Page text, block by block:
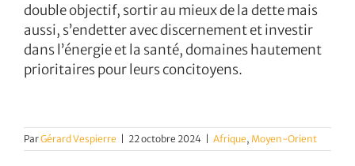
double objectif, sortir au mieux de la dette mais
aussi, s’endetter avec discernement et investir
dans l’énergie et la santé, domaines hautement
prioritaires pour leurs concitoyens.
ParGérard Vespierre | 22 octobre 2024 | Afrique, Moyen-Orient